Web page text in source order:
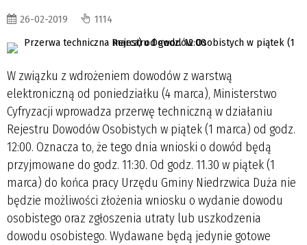
26-02-2019 1114
W związku z wdrożeniem dowodów z warstwą
elektroniczną od poniedziałku (4 marca), Ministerstwo
Cyfryzacji wprowadza przerwę techniczną w działaniu
Rejestru Dowodów Osobistych w piątek (1 marca) od godz.
12:00. Oznacza to, że tego dnia wnioski o dowód będą
przyjmowane do godz. 11:30. Od godz. 11.30 w piątek (1
marca) do końca pracy Urzędu Gminy Niedrzwica Duża nie
będzie możliwości złożenia wniosku o wydanie dowodu
osobistego oraz zgłoszenia utraty lub uszkodzenia
dowodu osobistego. Wydawane będą jedynie gotowe